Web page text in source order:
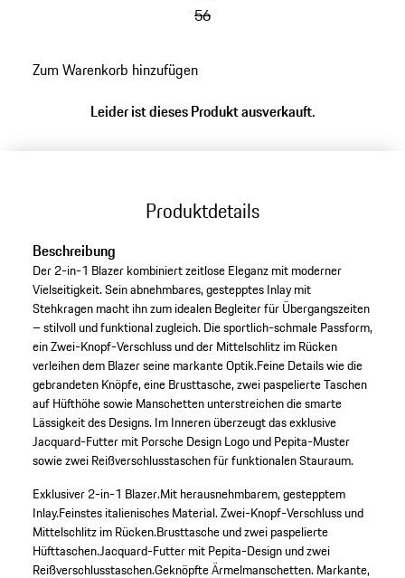
56
Zum Warenkorb hinzufügen
Leider ist dieses Produkt ausverkauft.
Produktdetails
Beschreibung
Der 2-in-1 Blazer kombiniert zeitlose Eleganz mit moderner
Vielseitigkeit. Sein abnehmbares, gestepptes Inlay mit
Stehkragen macht ihn zum idealen Begleiter für Übergangszeiten
– stilvoll und funktional zugleich. Die sportlich-schmale Passform,
ein Zwei-Knopf-Verschluss und der Mittelschlitz im Rücken
verleihen dem Blazer seine markante Optik.Feine Details wie die
gebrandeten Knöpfe, eine Brusttasche, zwei paspelierte Taschen
auf Hüfthöhe sowie Manschetten unterstreichen die smarte
Lässigkeit des Designs. Im Inneren überzeugt das exklusive
Jacquard-Futter mit Porsche Design Logo und Pepita-Muster
sowie zwei Reißverschlusstaschen für funktionalen Stauraum.
Exklusiver 2-in-1 Blazer.Mit herausnehmbarem, gestepptem
Inlay.Feinstes italienisches Material.Zwei-Knopf-Verschluss und
Mittelschlitz im Rücken.Brusttasche und zwei paspelierte
Hüfttaschen.Jacquard-Futter mit Pepita-Design und zwei
Reißverschlusstaschen.Geknöpfte Ärmelmanschetten.Markante,